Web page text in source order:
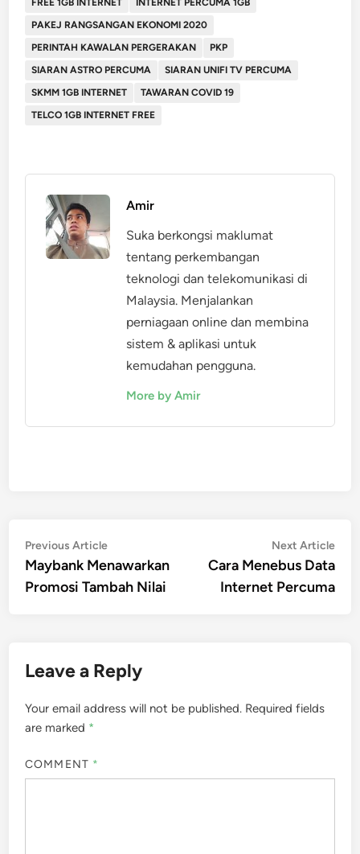
FREE 1GB INTERNET
INTERNET PERCUMA 1GB
PAKEJ RANGSANGAN EKONOMI 2020
PERINTAH KAWALAN PERGERAKAN
PKP
SIARAN ASTRO PERCUMA
SIARAN UNIFI TV PERCUMA
SKMM 1GB INTERNET
TAWARAN COVID 19
TELCO 1GB INTERNET FREE
Amir
Suka berkongsi maklumat
tentang perkembangan
teknologi dan telekomunikasi di
Malaysia. Menjalankan
perniagaan online dan membina
sistem & aplikasi untuk
kemudahan pengguna.
More by Amir
Post
navigation
Previous ArticlePrevious
article:
Maybank Menawarkan
Promosi Tambah Nilai
Next Article
Cara Menebus Data
Internet Percuma
Leave a Reply
Your email address will not be published. Required fields
are marked *
COMMENT *